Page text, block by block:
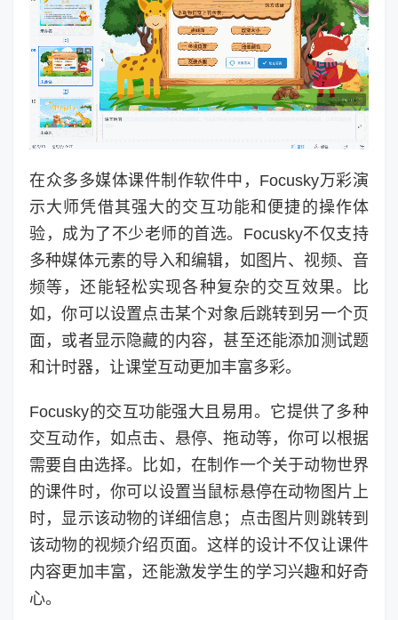
在众多多媒体课件制作软件中，Focusky万彩演
示大师凭借其强大的交互功能和便捷的操作体
验，成为了不少老师的首选。Focusky不仅支持
多种媒体元素的导入和编辑，如图片、视频、音
频等，还能轻松实现各种复杂的交互效果。比
如，你可以设置点击某个对象后跳转到另一个页
面，或者显示隐藏的内容，甚至还能添加测试题
和计时器，让课堂互动更加丰富多彩。
Focusky的交互功能强大且易用。它提供了多种
交互动作，如点击、悬停、拖动等，你可以根据
需要自由选择。比如，在制作一个关于动物世界
的课件时，你可以设置当鼠标悬停在动物图片上
时，显示该动物的详细信息；点击图片则跳转到
该动物的视频介绍页面。这样的设计不仅让课件
内容更加丰富，还能激发学生的学习兴趣和好奇
心。